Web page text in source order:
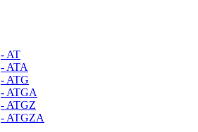
- AT
- ATA
- ATG
- ATGA
- ATGZ
- ATGZA